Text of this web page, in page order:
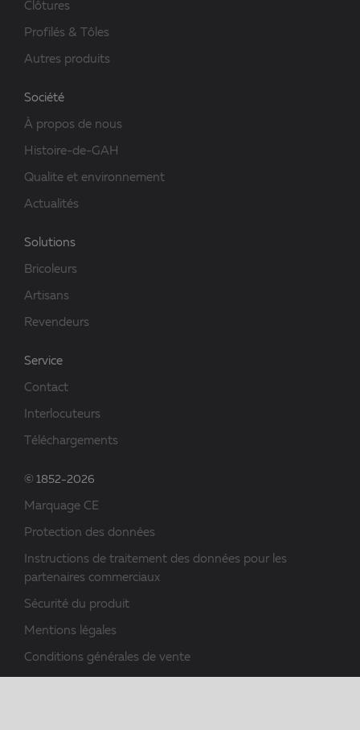
Clôtures
Profilés & Tôles
Autres produits
Société
À propos de nous
Histoire-de-GAH
Qualite et environnement
Actualités
Solutions
Bricoleurs
Artisans
Revendeurs
Service
Contact
Interlocuteurs
Téléchargements
© 1852-2026
Marquage CE
Protection des données
Instructions de traitement des données pour les
partenaires commerciaux
Sécurité du produit
Mentions légales
Conditions générales de vente